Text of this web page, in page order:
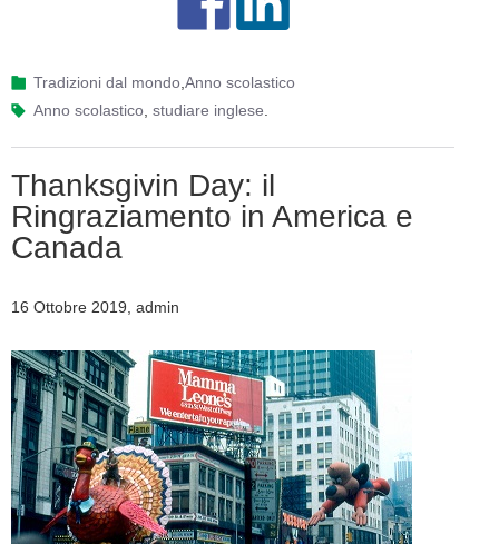
Tradizioni dal mondo Anno scolastico
anno scolastico studiare inglese
Thanksgivin Day: il
Ringraziamento in America e
Canada
16 Ottobre 2019, admin